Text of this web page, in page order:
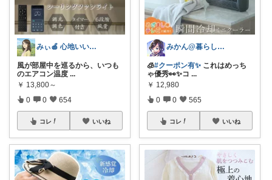
みぃ🍎 心地いい暮らし
風が部屋中を巡るから、いつも
のエアコン温度 ...
￥ 13,800～
0 0 654
コレ いいね
みかん@暮らしのもの／暑さ対策に全力⛱️
🧊#クーポン有✨ これはめっち
ゃ優秀👀✨コ ...
￥ 12,980
0 0 565
コレ いいね